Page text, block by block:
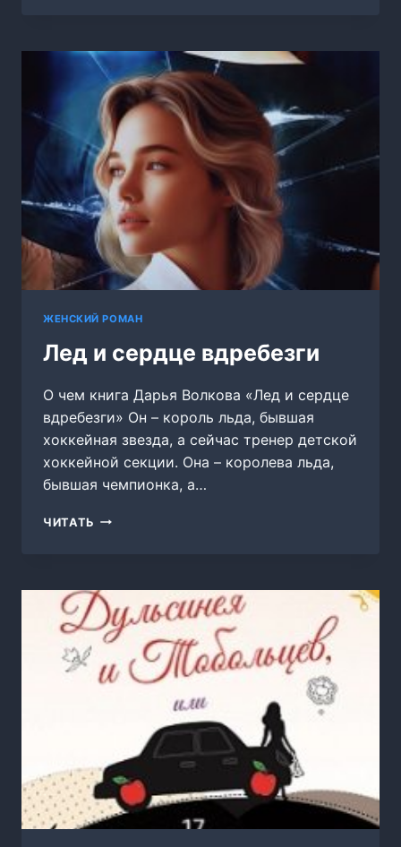
ЖЕНСКИЙ РОМАН
Лед и сердце вдребезги
О чем книга Дарья Волкова «Лед и сердце
вдребезги» Он – король льда, бывшая
хоккейная звезда, а сейчас тренер детской
хоккейной секции. Она – королева льда,
бывшая чемпионка, а…
ЧИТАТЬ ЛЕД